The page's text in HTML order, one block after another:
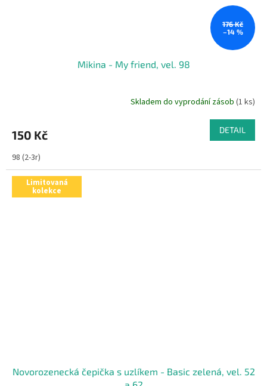
176 Kč
–14 %
Mikina - My friend, vel. 98
Skladem do vyprodání zásob (1 ks)
150 Kč DETAIL
98 (2-3r)
Limitovaná
kolekce
Novorozenecká čepička s uzlíkem - Basic zelená, vel. 52